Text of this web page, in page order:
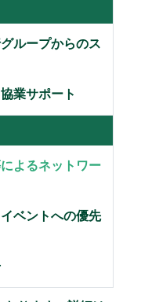
ループからのス
業サポート
よるネットワー
ベントへの優先